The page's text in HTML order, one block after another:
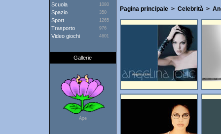
Scuola 1080
Spazio 350
Sport 1265
Trasporto 976
Video giochi 4601
Gallerie
Ape
Pagina principale> Celebrità>